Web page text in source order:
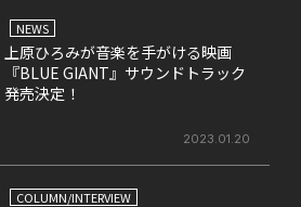
NEWS
上原ひろみが音楽を手がける映画
『BLUE GIANT』サウンドトラック
発売決定！
2023.01.20
COLUMN/INTERVIEW